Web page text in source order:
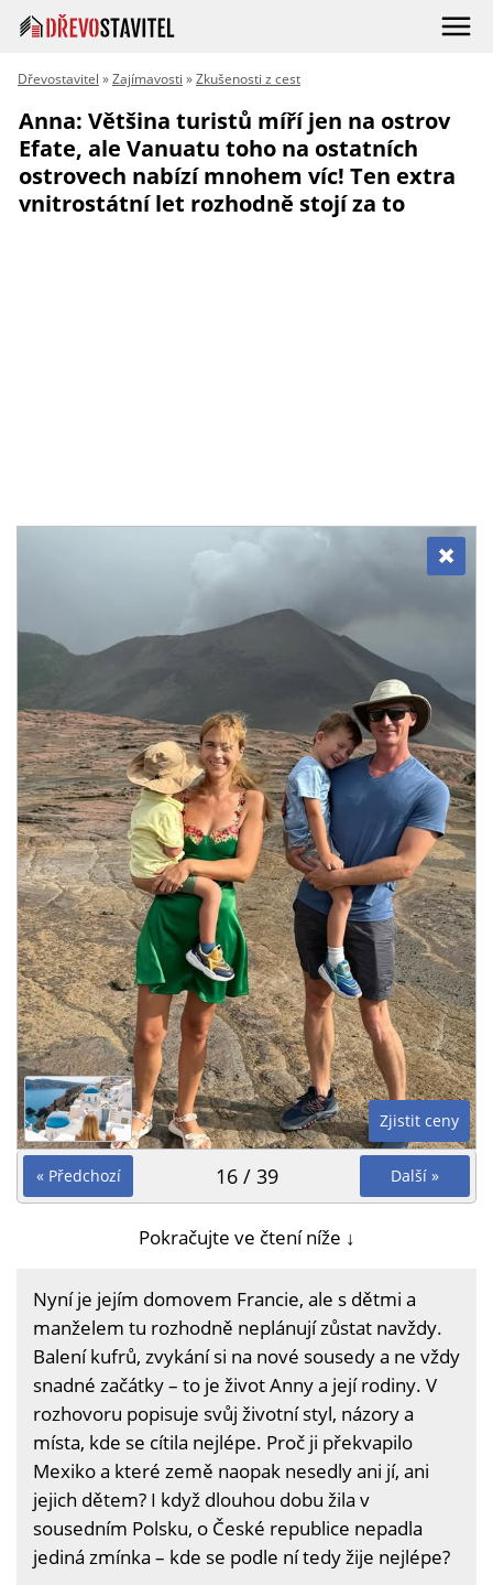
Dřevostavitel »Zajímavosti »Zkušenosti z cest
Anna: Většina turistů míří jen na ostrov
Efate, ale Vanuatu toho na ostatních
ostrovech nabízí mnohem víc! Ten extra
vnitrostátní let rozhodně stojí za to
Zjistit ceny
« Předchozí Další »
16 / 39
Pokračujte ve čtení níže ↓
Nyní je jejím domovem Francie, ale s dětmi a
manželem tu rozhodně neplánují zůstat navždy.
Balení kufrů, zvykání si na nové sousedy a ne vždy
snadné začátky – to je život Anny a její rodiny. V
rozhovoru popisuje svůj životní styl, názory a
místa, kde se cítila nejlépe. Proč ji překvapilo
Mexiko a které země naopak nesedly ani jí, ani
jejich dětem? I když dlouhou dobu žila v
sousedním Polsku, o České republice nepadla
jediná zmínka – kde se podle ní tedy žije nejlépe?